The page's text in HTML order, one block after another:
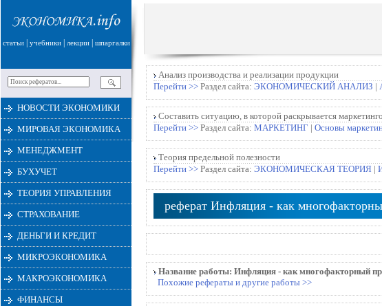
статьи| учебники| лекции| шпаргалки
НОВОСТИ ЭКОНОМИКИ
МИРОВАЯ ЭКОНОМИКА
МЕНЕДЖМЕНТ
БУХУЧЕТ
ТЕОРИЯ УПРАВЛЕНИЯ
СТРАХОВАНИЕ
ДЕНЬГИ И КРЕДИТ
МИКРОЭКОНОМИКА
МАКРОЭКОНОМИКА
ФИНАНСЫ
Анализ производства и реализации продукции
Перейти >> Раздел сайта: ЭКОНОМИЧЕСКИЙ АНАЛИЗ |
Составить ситуацию, в которой раскрывается
Перейти >> Раздел сайта: МАРКЕТИНГ | Основы
Теория предельной полезности
Перейти >> Раздел сайта: ЭКОНОМИЧЕСКАЯ ТЕОРИЯ |
реферат Инфляция - как
Название работы: Инфляция - как многофакторный
Похожие рефераты и другие работы >>